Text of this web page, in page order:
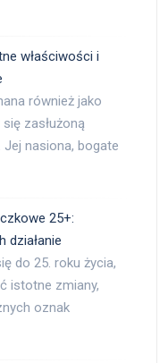
właściwości i
również jako
zasłużoną
nasiona, bogate
25+:
działanie
do 25. roku życia,
istotne zmiany,
oznak